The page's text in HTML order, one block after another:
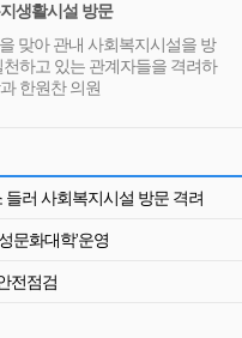
생활시설 방문
맞아 관내 사회복지시설을 방
하고 있는 관계자들을 격려하
한원찬 의원
러 사회복지시설 방문 격려
문화대학'운영
전점검